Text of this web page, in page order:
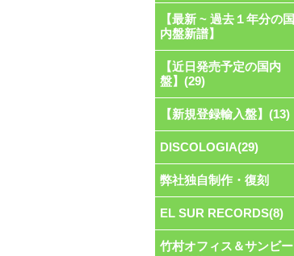
【最新 ~ 過去１年分の国
内盤新譜】
【近日発売予定の国内
盤】(29)
【新規登録輸入盤】(13)
DISCOLOGIA(29)
弊社独自制作・復刻
EL SUR RECORDS(8)
竹村オフィス＆サンビー